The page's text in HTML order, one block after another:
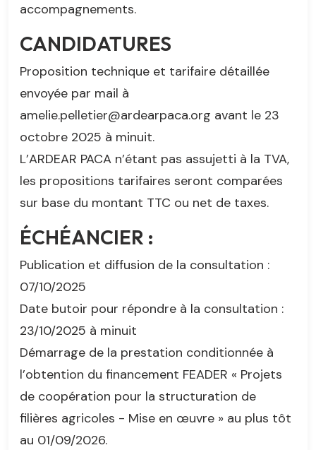
accompagnements.
CANDIDATURES
Proposition technique et tarifaire détaillée
envoyée par mail à
amelie.pelletier@ardearpaca.org avant le 23
octobre 2025 à minuit.
L’ARDEAR PACA n’étant pas assujetti à la TVA,
les propositions tarifaires seront comparées
sur base du montant TTC ou net de taxes.
ÉCHÉANCIER :
Publication et diffusion de la consultation :
07/10/2025
Date butoir pour répondre à la consultation :
23/10/2025 à minuit
Démarrage de la prestation conditionnée à
l’obtention du financement FEADER « Projets
de coopération pour la structuration de
filières agricoles - Mise en œuvre » au plus tôt
au 01/09/2026.